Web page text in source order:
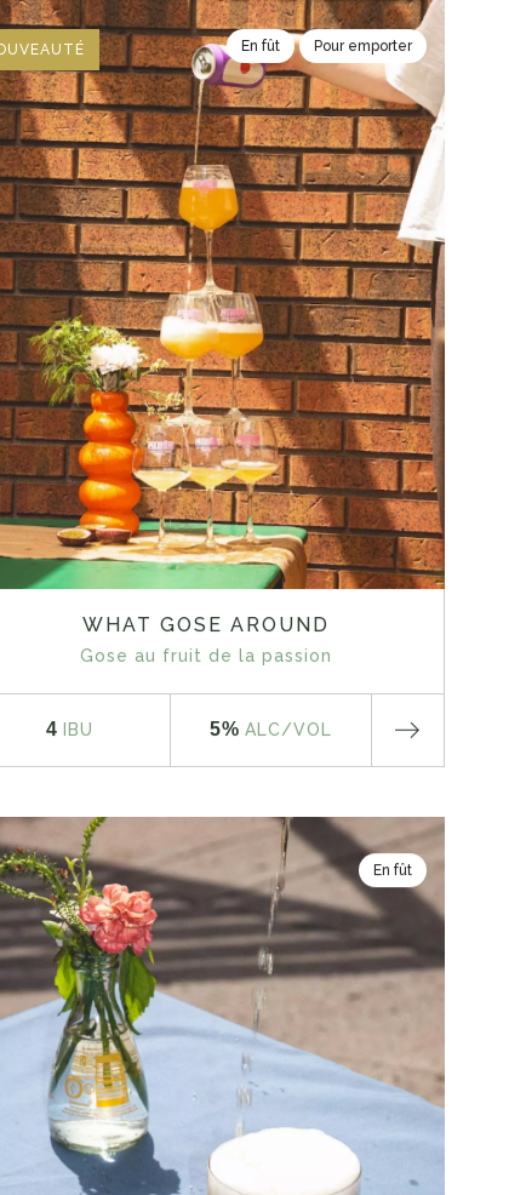
En fût Pour emporter
WHAT GOSE AROUND
Gose au fruit de la passion
4 IBU 5% ALC/VOL
En fût